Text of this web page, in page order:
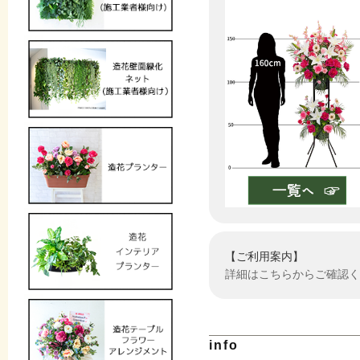
【ご利用案内】
詳細はこちらからご確認
info